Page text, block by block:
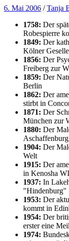
6. Mai 2006 /Tanja
1758: Der
Robespierre
1849: Der
Kölner
1856: Der
Freiberg zur
1859: Der
Berlin
1862: Der
stirbt in
1871: Der
München zur
1880: Der
1904: Der
Welt
1915: Der
in Kenosha
1937: In
"Hindenburg"
1953: Der
kommt in
1954: Der
erster eine
1974: